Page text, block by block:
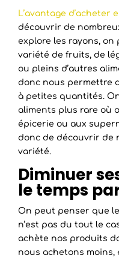
L’avantage d’acheter
découvrir de
explore les rayons,
variété de fruits, de
ou pleins d’autres
donc nous permettre
à petites quantités.
aliments plus rare où
épicerie ou aux
donc de découvrir de
variété.
Diminuer
le temps
On peut penser que
n’est pas du tout le
achète nos produits
nous achetons moins,